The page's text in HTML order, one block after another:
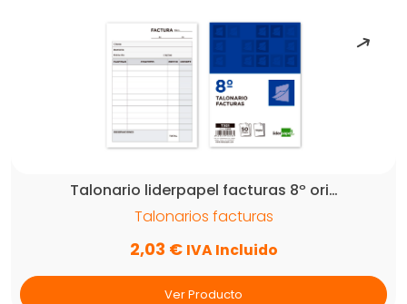
Talonario liderpapel facturas 8º ori…
Talonarios facturas
2,03 € IVA Incluido
Ver Producto